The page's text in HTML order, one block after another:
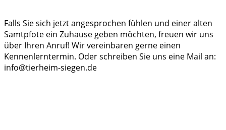
Falls Sie sich jetzt angesprochen fühlen und einer alten
Samtpfote ein Zuhause geben möchten, freuen wir uns
über Ihren Anruf! Wir vereinbaren gerne einen
Kennenlerntermin. Oder schreiben Sie uns eine Mail an:
info@tierheim-siegen.de